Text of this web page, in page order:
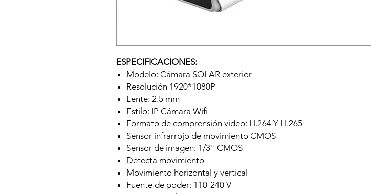
ESPECIFICACIONES:
Modelo: Cámara SOLAR exterior
Resolución 1920*1080P
Lente: 2.5 mm
Estilo: IP Cámara Wifi
Formato de comprensión video: H.264 Y H.265
Sensor infrarrojo de movimiento CMOS
Sensor de imagen: 1/3" CMOS
Detecta movimiento
Movimiento horizontal y vertical
Fuente de poder: 110-240 V